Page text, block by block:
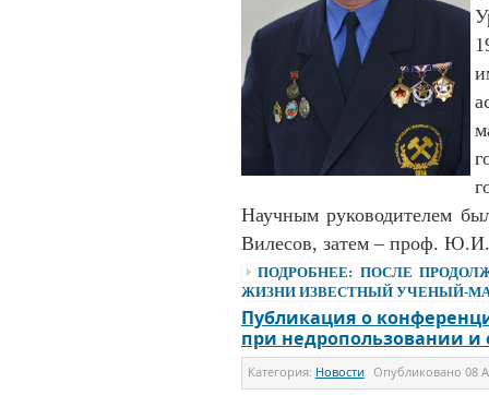
Научным руководителем
Вилесов, затем – проф.
ПОДРОБНЕЕ: ПОСЛЕ
ЖИЗНИ ИЗВЕСТНЫЙ УЧЕНЫЙ-
Публикация о
при недропользовании и
Категория: Новости Опубликовано 08